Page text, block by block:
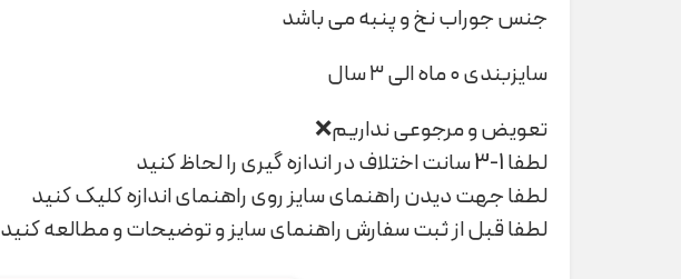
جنس جوراب نخ و پنبه می باشد
سایزبندی ۰ ماه الی ۳ سال
تعویض و مرجوعی نداریم❌
لطفا 1-3 سانت اختلاف در اندازه گیری را لحاظ کنید
لطفا جهت دیدن راهنمای سایز روی راهنمای اندازه کلیک کنید
لطفا قبل از ثبت سفارش راهنمای سایز و توضیحات و مطالعه کنید